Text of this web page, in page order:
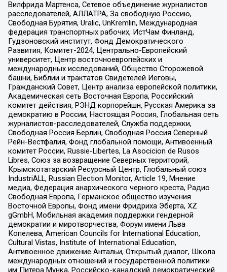
Вилфрида Мартенса, Сетевое объединение журналистов
расследователей, АЛЛАТРА, За свободную Россию,
Свободная Бурятия, Uralic, UnKremlin, Международная
федерация транспортных рабочих, ИстЧам Финланд,
Гудзоновский институт, Фонд Демократического
Развития, Комитет-2024, Центрально-Европейский
университет, Центр восточноевропейских и
международных исследований, Общество Сторожевой
башни, Библии и трактатов Свидетелей Иеговы,
Гражданский Совет, Центр анализа европейской политики,
Академическая сеть Восточная Европа, Российский
комитет действия, РЭНД корпорейшн, Русская Америка за
демократию в России, Настоящая Россия, Глобальная сеть
журналистов-расследователей, Служба поддержки,
Свободная Россия Берлин, Свободная Россия Северный
Рейн-Вестфалия, Фонд глобальной помощи, Антивоенный
комитет России, Russie-Libertes, La Asocicion de Rusos
Libres, Союз за возвращение Северных территорий,
Крымскотатарский Ресурсный Центр, Глобальный союз
IndustriALL, Russian Election Monitor, Article 19, Мнение
медиа, Федерация анархического черного креста, Радио
Свободная Европа, Германское общество изучения
Восточной Европы, Фонд имени Фридриха Эберта, XZ
gGmbH, Мобильная академия поддержки гендерной
демократии и миротворчества, Форум имени Льва
Копелева, American Councils for International Education,
Cultural Vistas, Institute of International Education,
Антивоенное движение Антальи, Открытый диалог, Школа
международных отношений и государственной политики
им Питера Мунка, Российско-канадский демократический